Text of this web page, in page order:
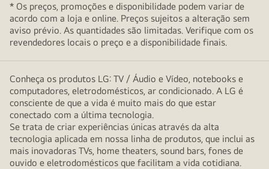
* Os preços, promoções e disponibilidade podem variar de
acordo com a loja e online. Preços sujeitos a alteração sem
aviso prévio. As quantidades são limitadas. Verifique com os
revendedores locais o preço e a disponibilidade finais.
Conheça os produtos LG: TV / Áudio e Vídeo, notebooks e
computadores, eletrodomésticos, ar condicionado. A LG é
consciente de que a vida é muito mais do que estar
conectado com a última tecnologia.
Se trata de criar experiências únicas através da alta
tecnologia aplicada em nossa linha de produtos, que inclui as
mais inovadoras TVs, home theaters, sound bars, fones de
ouvido e eletrodomésticos que facilitam a vida cotidiana.